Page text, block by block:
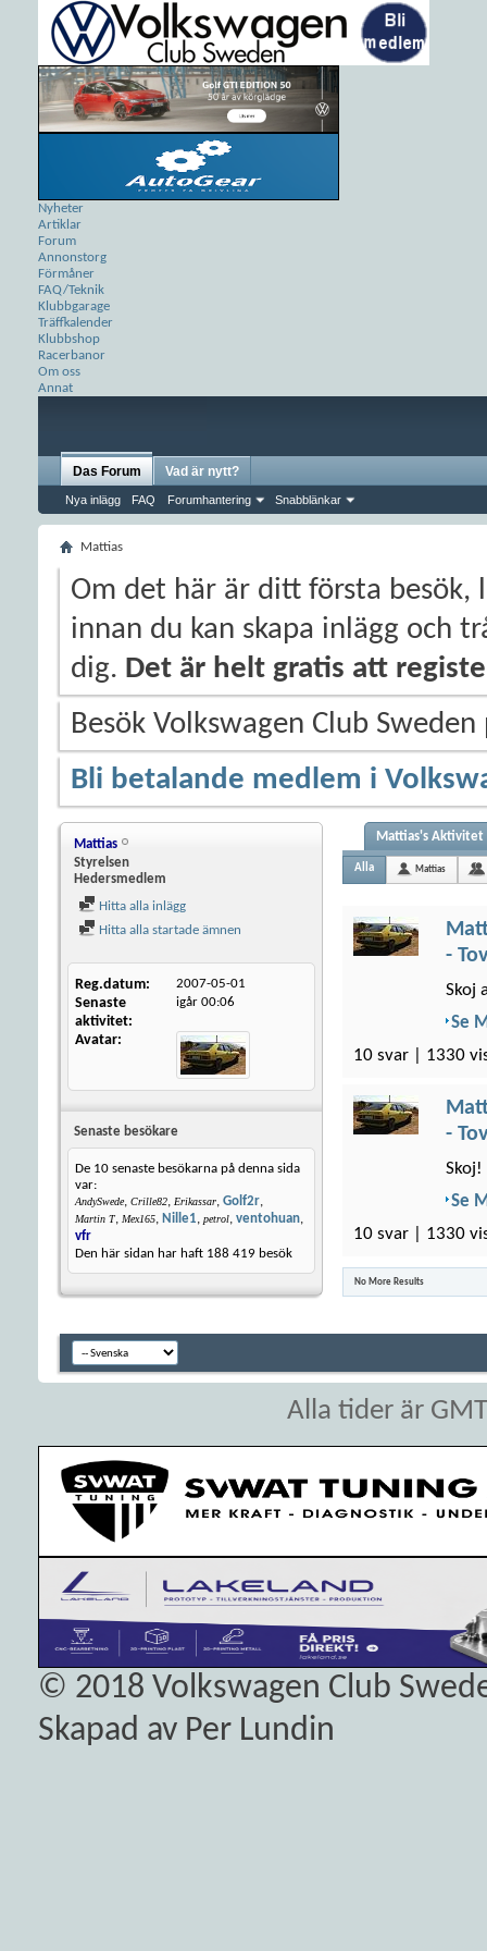
Nyheter
Artiklar
Forum
Annonstorg
Förmåner
FAQ/Teknik
Klubbgarage
Träffkalender
Klubbshop
Racerbanor
Om oss
Annat
Das Forum
Nya inlägg FAQ Forumhantering Snabblänkar
Vad är nytt?
Mattias
Om det här är ditt första besök,
innan du kan skapa inlägg och
dig. Det är helt gratis att
Besök Volkswagen Club
Bli betalande medlem i
Mattias
Styrelsen
Hedersmedlem
Hitta alla inlägg
Hitta alla startade ämnen
Reg.datum 2007-05-01
Senaste
aktivitet
igår 00:06
Avatar
Senaste besökare
De 10 senaste besökarna på denna sida
var:
AndySwede, Crille82, Erikassar, Golf2r,
Martin T, Mex165, Nille1, petrol, ventohuan,
vfr
Den här sidan har haft 188 419 besök
Mattias's Aktivitet
Alla Mattias
-
Skoj
Se
10 svar | 1330
-
Se
10 svar | 1330
No More Results
Alla tider är
© 2018 Volkswagen Club
Skapad av Per Lundin